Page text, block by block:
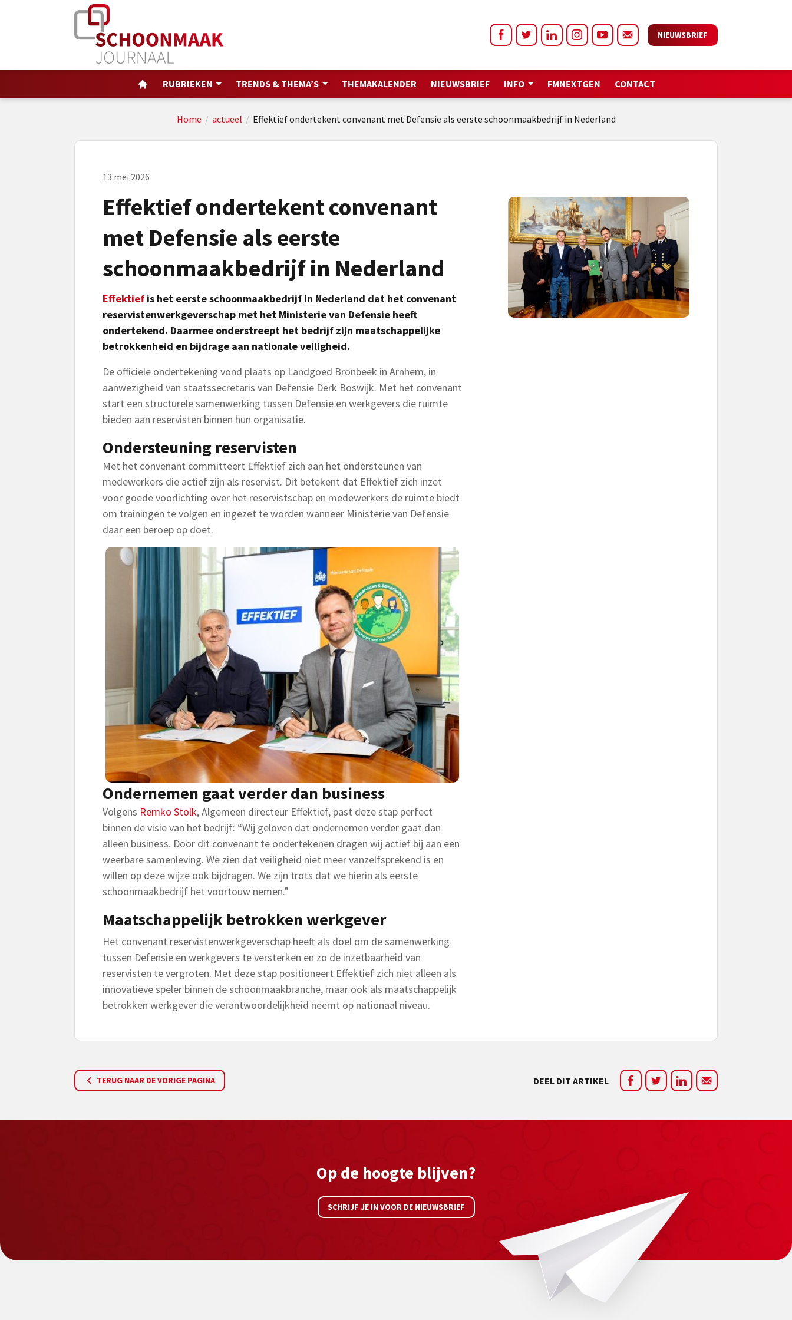
NIEUWSBRIEF
RUBRIEKEN TRENDS & THEMA’S THEMAKALENDER NIEUWSBRIEF INFO FMNEXTGEN CONTACT
Home / actueel / Effektief ondertekent convenant met Defensie als eerste schoonmaakbedrijf in Nederland
13 mei 2026
Effektief ondertekent convenant
met Defensie als eerste
schoonmaakbedrijf in Nederland
Effektief is het eerste schoonmaakbedrijf in Nederland dat het convenant
reservistenwerkgeverschap met het Ministerie van Defensie heeft
ondertekend. Daarmee onderstreept het bedrijf zijn maatschappelijke
betrokkenheid en bijdrage aan nationale veiligheid.
De officiële ondertekening vond plaats op Landgoed Bronbeek in Arnhem, in
aanwezigheid van staatssecretaris van Defensie Derk Boswijk. Met het convenant
start een structurele samenwerking tussen Defensie en werkgevers die ruimte
bieden aan reservisten binnen hun organisatie.
Ondersteuning reservisten
Met het convenant committeert Effektief zich aan het ondersteunen van
medewerkers die actief zijn als reservist. Dit betekent dat Effektief zich inzet
voor goede voorlichting over het reservistschap en medewerkers de ruimte biedt
om trainingen te volgen en ingezet te worden wanneer Ministerie van Defensie
daar een beroep op doet.
Ondernemen gaat verder dan business
Volgens Remko Stolk, Algemeen directeur Effektief, past deze stap perfect
binnen de visie van het bedrijf: “Wij geloven dat ondernemen verder gaat dan
alleen business. Door dit convenant te ondertekenen dragen wij actief bij aan een
weerbare samenleving. We zien dat veiligheid niet meer vanzelfsprekend is en
willen op deze wijze ook bijdragen. We zijn trots dat we hierin als eerste
schoonmaakbedrijf het voortouw nemen.”
Maatschappelijk betrokken werkgever
Het convenant reservistenwerkgeverschap heeft als doel om de samenwerking
tussen Defensie en werkgevers te versterken en zo de inzetbaarheid van
reservisten te vergroten. Met deze stap positioneert Effektief zich niet alleen als
innovatieve speler binnen de schoonmaakbranche, maar ook als maatschappelijk
betrokken werkgever die verantwoordelijkheid neemt op nationaal niveau.
TERUG NAAR DE VORIGE PAGINA DEEL DIT ARTIKEL
Op de hoogte blijven?
SCHRIJF JE IN VOOR DE NIEUWSBRIEF